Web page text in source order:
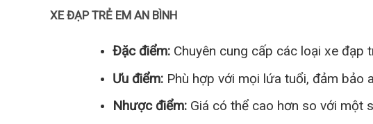
XE ĐẠP TRẺ EM AN BÌNH
Đặc điểm:Chuyên cung cấp các loại xe đạp
Ưu điểm:Phù hợp với mọi lứa tuổi, đảm bảo
Nhược điểm:Giá có thể cao hơn so với một